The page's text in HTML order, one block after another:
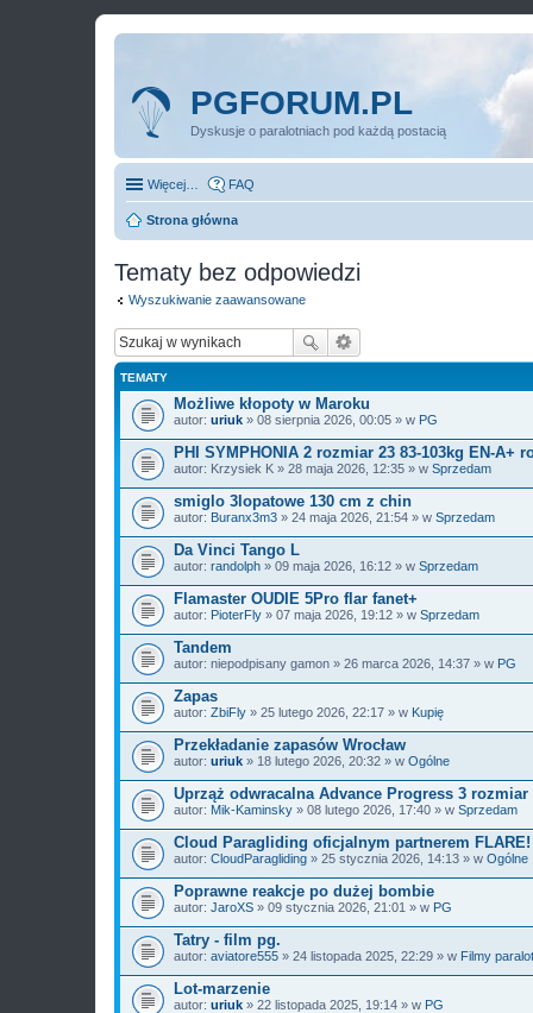
PGFORUM.PL
Dyskusje o paralotniach pod każdą postacią
Więcej… FAQ
Strona główna
Tematy bez odpowiedzi
Wyszukiwanie zaawansowane
TEMATY
Możliwe kłopoty w Maroku
autor: uriuk » 08 sierpnia 2026, 00:05 » w PG
PHI SYMPHONIA 2 rozmiar 23 83-103kg EN-A+
autor: Krzysiek K » 28 maja 2026, 12:35 » w Sprzedam
smiglo 3lopatowe 130 cm z chin
autor: Buranx3m3 » 24 maja 2026, 21:54 » w Sprzedam
Da Vinci Tango L
autor: randolph » 09 maja 2026, 16:12 » w Sprzedam
Flamaster OUDIE 5Pro flar fanet+
autor: PioterFly » 07 maja 2026, 19:12 » w Sprzedam
Tandem
autor: niepodpisany gamon » 26 marca 2026, 14:37 » w PG
Zapas
autor: ZbiFly » 25 lutego 2026, 22:17 » w Kupię
Przekładanie zapasów Wrocław
autor: uriuk » 18 lutego 2026, 20:32 » w Ogólne
Uprząż odwracalna Advance Progress 3 rozmiar
autor: Mik-Kaminsky » 08 lutego 2026, 17:40 » w Sprzedam
Cloud Paragliding oficjalnym partnerem FLARE!
autor: CloudParagliding » 25 stycznia 2026, 14:13 » w Ogólne
Poprawne reakcje po dużej bombie
autor: JaroXS » 09 stycznia 2026, 21:01 » w PG
Tatry - film pg.
autor: aviatore555 » 24 listopada 2025, 22:29 » w Filmy
Lot-marzenie
autor: uriuk » 22 listopada 2025, 19:14 » w PG